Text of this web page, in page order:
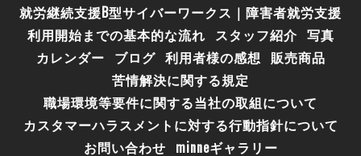
就労継続支援B型サイバーワークス｜障害者就労支援
利用開始までの基本的な流れ
スタッフ紹介 写真
カレンダー ブログ 利用者様の感想
販売商品
苦情解決に関する規定
職場環境等要件に関する当社の取組について
カスタマーハラスメントに対する行動指針について
お問い合わせ minneギャラリー